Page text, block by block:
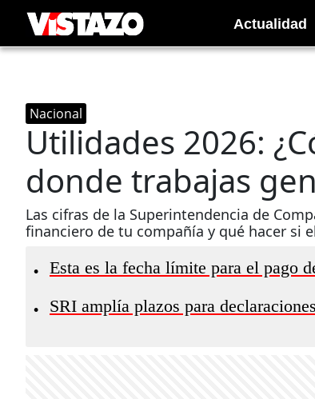
Actualidad
Nacional
Utilidades 2026:
donde trabajas
Las cifras de la Superintendencia de
financiero de tu compañía y qué hacer si
• Esta es la fecha límite para el pago
• SRI amplía plazos para